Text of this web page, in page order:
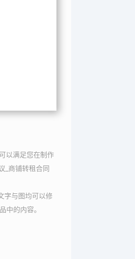
以满足您在制作
_商铺转租合同
字与图均可以修
中的内容。